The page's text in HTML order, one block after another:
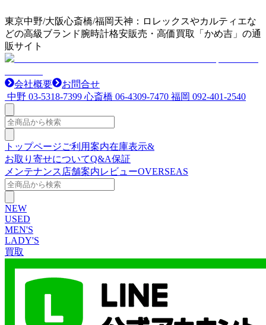
東京中野/大阪心斎橋/福岡天神：ロレックスやカルティエな
どの高級ブランド腕時計格安販売・高価買取「かめ吉」の通
販サイト
会社概要
お問合せ
中野 03-5318-7399 心斎橋 06-4309-7470 福岡 092-401-2540
トップページご利用案内在庫表示&
お取り寄せについてQ&A保証
メンテナンス 店舗案内レビューOVERSEAS
NEW
USED
MEN'S
LADY'S
買取